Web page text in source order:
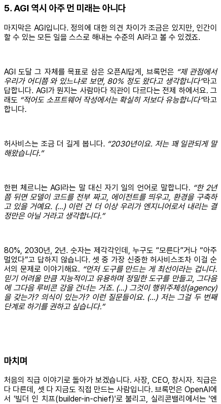
5. AGI 역시 아주 먼 미래는 아니다
마지막은 AGI입니다. 정의에 대한 의견 차이가 조금은 있지만, 인간이
할 수 있는 모든 일을 스스로 해내는 수준의 AI라고 볼 수 있겠죠.
AGI 도달 그 자체를 목표로 삼은 오픈AI답게, 브록먼은 “제 관점에서
우리가 어디쯤 와 있느냐로 보면, 80% 정도 왔다고 생각합니다”라고
답합니다. AGI가 뭔지는 사람마다 직관이 다르다는 전제 하에서요. 그
래도 “적어도 소프트웨어 작성에서는 확실히 저보다 유능합니다”라고
합니다.
허사비스는 조금 더 길게 봅니다. “2030년이요. 저는 꽤 일관되게 말
해왔습니다.”
한편 체르니는 AGI라는 말 대신 자기 일의 언어로 말합니다. “한 2년
쯤 뒤면 모델이 코드를 전부 짜고, 에이전트를 띄우고, 환경을 구축하
고 있을 거예요. (...) 이런 건 더 이상 우리가 엔지니어로서 내리는 결
정만은 아닐 거라고 생각합니다.”
80%, 2030년, 2년. 숫자는 제각각인데, 누구도 “모른다”거나 “아주
멀었다”고 답하지 않습니다. 셋 중 가장 신중한 허사비스조차 이걸 순
서의 문제로 이야기해요. “먼저 도구를 만드는 게 최선이라는 겁니다.
믿기 어려울 만큼 지능적이고 유용하며 정밀한 도구를 만들고, 그다음
에 그다음 루비콘 강을 건너는 거죠. (...) 그것이 행위주체성(agency)
을 갖는가? 의식이 있는가? 이런 질문들이요. (...) 저는 그걸 두 번째
단계로 하기를 권하고 싶습니다.”
마치며
처음의 직급 이야기로 돌아가 보겠습니다. 사장, CEO, 창시자. 직급은
다 다른데, 셋 다 지금도 직접 만드는 사람입니다. 브록먼은 OpenAI에
서 '빌더 인 치프(builder-in-chief)'로 불리고, 실리콘밸리에서는 '엔